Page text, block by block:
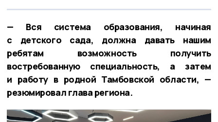
— Вся система образования, начиная
с детского сада, должна давать нашим
ребятам возможность получить
востребованную специальность, а затем
и работу в родной Тамбовской области, —
резюмировал глава региона.